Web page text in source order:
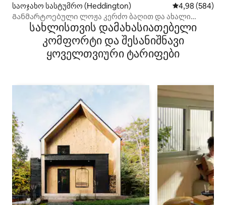
საოჯახო სასტუმრო (Heddington) საშუალო
4,98 (584)
Განმარტოებული ლოჟა კერძო ბაღით და ახალი
ჰიდრომასაჟიანი აუზით
სახლისთვის დამახასიათებელი
კომფორტი და შესანიშნავი
ყოველთვიური ტარიფები